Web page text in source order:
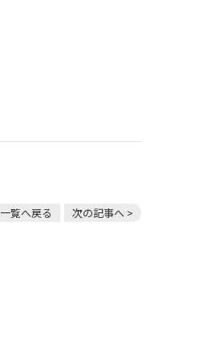
一覧へ戻る 次の記事へ >